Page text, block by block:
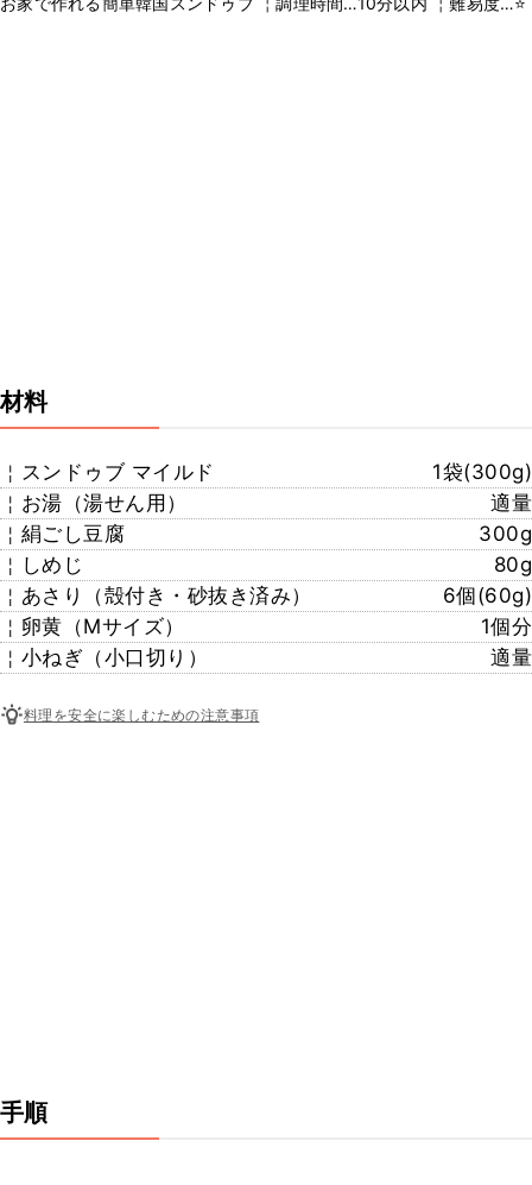
材料
￤スンドゥブ マイルド
1袋(300g)
￤お湯（湯せん用）
適量
￤絹ごし豆腐
300g
￤しめじ
80g
￤あさり（殻付き・砂抜き済み）
6個(60g)
￤卵黄（Mサイズ）
1個分
￤小ねぎ（小口切り）
適量
料理を安全に楽しむための注意事項
手順